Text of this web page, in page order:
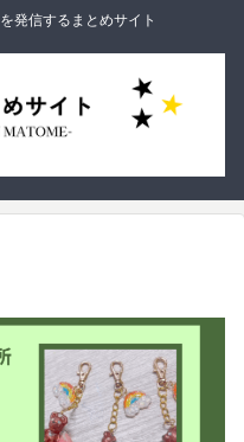
発信するまとめサイト